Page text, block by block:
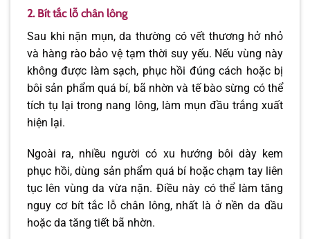
2. Bít tắc lỗ chân lông
Sau khi nặn mụn, da thường có vết thương hở nhỏ
và hàng rào bảo vệ tạm thời suy yếu. Nếu vùng này
không được làm sạch, phục hồi đúng cách hoặc bị
bôi sản phẩm quá bí, bã nhờn và tế bào sừng có thể
tích tụ lại trong nang lông, làm mụn đầu trắng xuất
hiện lại.
Ngoài ra, nhiều người có xu hướng bôi dày kem
phục hồi, dùng sản phẩm quá bí hoặc chạm tay liên
tục lên vùng da vừa nặn. Điều này có thể làm tăng
nguy cơ bít tắc lỗ chân lông, nhất là ở nền da dầu
hoặc da tăng tiết bã nhờn.